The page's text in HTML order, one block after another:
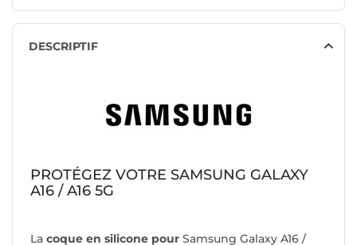
DESCRIPTIF
PROTÉGEZ VOTRE SAMSUNG GALAXY
A16 / A16 5G
La coque en silicone pour Samsung Galaxy A16 /